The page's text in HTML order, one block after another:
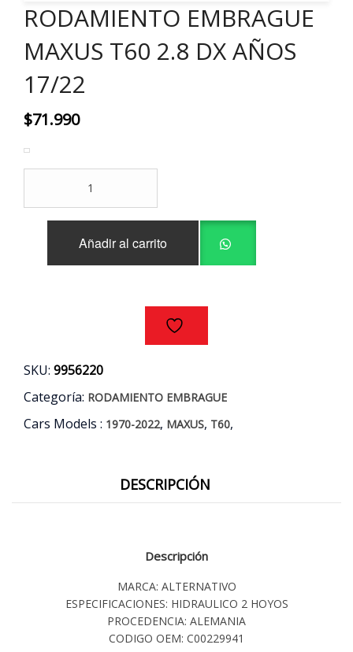
RODAMIENTO EMBRAGUE
MAXUS T60 2.8 DX AÑOS
17/22
$71.990
MAXUS
Añadir al carrito
SKU: 9956220
Categoría: RODAMIENTO EMBRAGUE
Cars Models : 1970-2022, MAXUS, T60,
DESCRIPCIÓN
Descripción
MARCA: ALTERNATIVO
ESPECIFICACIONES: HIDRAULICO 2 HOYOS
PROCEDENCIA: ALEMANIA
CODIGO OEM: C00229941